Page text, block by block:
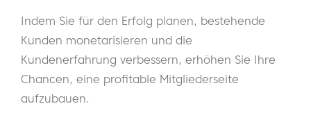
Indem Sie für den Erfolg planen, bestehende
Kunden monetarisieren und die
Kundenerfahrung verbessern, erhöhen Sie Ihre
Chancen, eine profitable Mitgliederseite
aufzubauen.